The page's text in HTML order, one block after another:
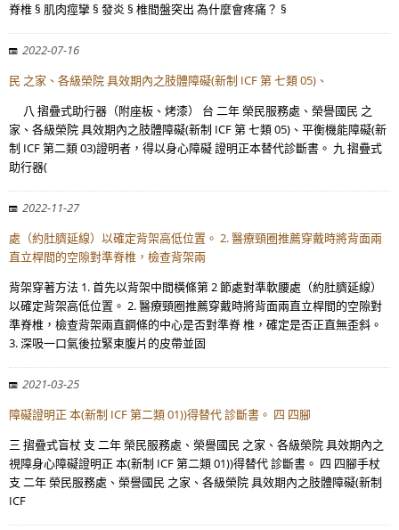
脊椎 § 肌肉痙攣 § 發炎 § 椎間盤突出 為什麼會疼痛？ §
2022-07-16
民 之家、各級榮院 具效期內之肢體障礙(新制 ICF 第 七類 05)、
八 摺疊式助行器（附座板、烤漆） 台 二年 榮民服務處、榮譽國民 之
家、各級榮院 具效期內之肢體障礙(新制 ICF 第 七類 05)、平衡機能障礙(新
制 ICF 第二類 03)證明者，得以身心障礙 證明正本替代診斷書。 九 摺疊式
助行器(
2022-11-27
處（約肚臍延線）以確定背架高低位置。 2. 醫療頸圈推薦穿戴時將背面兩
直立桿間的空隙對準脊椎，檢查背架兩
背架穿著方法 1. 首先以背架中間橫條第 2 節處對準軟腰處（約肚臍延線）
以確定背架高低位置。 2. 醫療頸圈推薦穿戴時將背面兩直立桿間的空隙對
準脊椎，檢查背架兩直鋼條的中心是否對準脊 椎，確定是否正直無歪斜。
3. 深吸一口氣後拉緊束腹片的皮帶並固
2021-03-25
障礙證明正 本(新制 ICF 第二類 01))得替代 診斷書。 四 四腳
三 摺疊式盲杖 支 二年 榮民服務處、榮譽國民 之家、各級榮院 具效期內之
視障身心障礙證明正 本(新制 ICF 第二類 01))得替代 診斷書。 四 四腳手杖
支 二年 榮民服務處、榮譽國民 之家、各級榮院 具效期內之肢體障礙(新制
ICF